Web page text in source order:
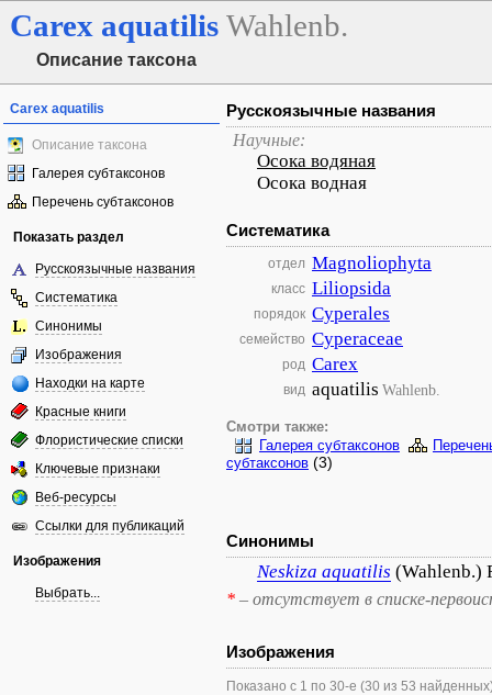
Carex aquatilis Wahlenb.
Описание таксона
Carex aquatilis
Описание таксона
Галерея субтаксонов
Перечень субтаксонов
Показать раздел
Русскоязычные названия
Систематика
Синонимы
Изображения
Находки на карте
Красные книги
Флористические списки
Ключевые признаки
Веб-ресурсы
Ссылки для публикаций
Изображения
Выбрать...
Русскоязычные названия
Научные:
Осока водяная
Осока водная
Систематика
отдел Magnoliophyta
класс Liliopsida
порядок Cyperales
семейство Cyperaceae
род Carex
вид aquatilis Wahlenb.
Смотри также:
Галерея субтаксонов
субтаксонов (3)
Синонимы
Neskiza aquatilis (Wahlenb.)
* – отсутствует в списке-
Изображения
Показано с 1 по 30-е (30 из 53